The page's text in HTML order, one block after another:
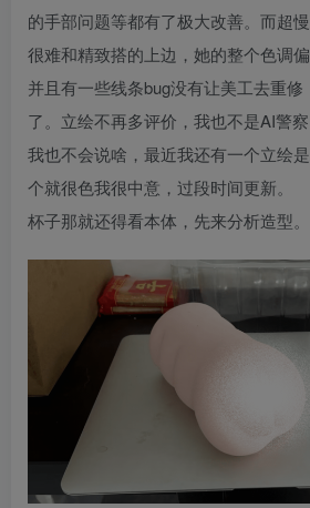
的手部问题等都有了极大改善。而超
很难和精致搭的上边，她的整个色调
并且有一些线条bug没有让美工去重
了。立绘不再多评价，我也不是AI警
我也不会说啥，最近我还有一个立绘
个就很色我很中意，过段时间更新。
杯子那就还得看本体，先来分析造型。